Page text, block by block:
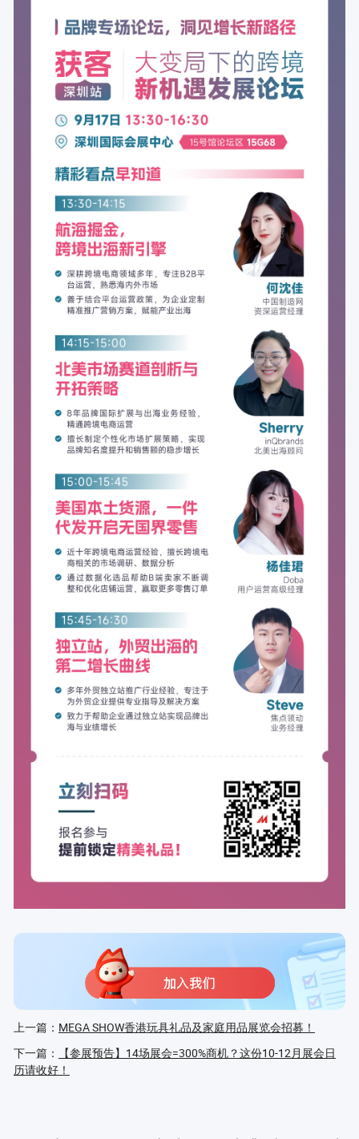
上一篇： MEGA SHOW香港玩具礼品及家庭用品展览会招募！
下一篇：
【参展预告】14场展会=300%商机？这份10-12月展会日
历请收好！